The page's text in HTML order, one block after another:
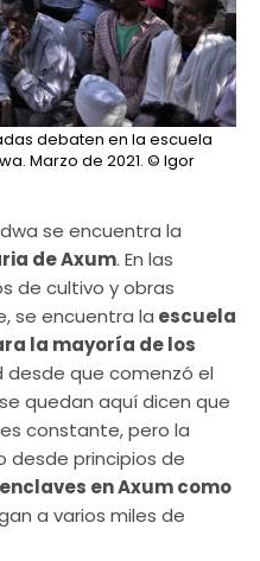
debaten en la escuela
Marzo de 2021. © Igor
se encuentra la
de Axum. En las
de cultivo y obras
se encuentra la escuela
la mayoría de los
desde que comenzó el
quedan aquí dicen que
constante, pero la
desde principios de
enclaves en Axum como
a varios miles de